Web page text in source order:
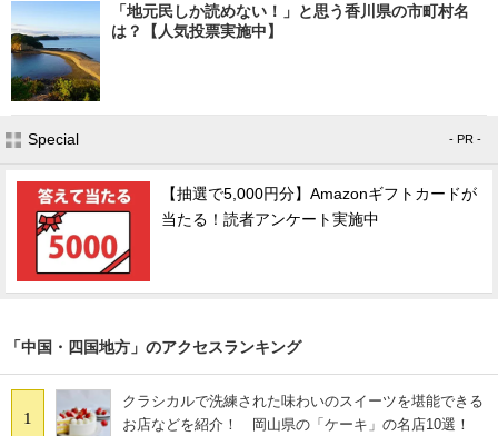
「地元民しか読めない！」と思う香川県の市町村名
は？【人気投票実施中】
Special - PR -
【抽選で5,000円分】Amazonギフトカードが
当たる！読者アンケート実施中
「中国・四国地方」のアクセスランキング
1
クラシカルで洗練された味わいのスイーツを堪能できる
お店などを紹介！ 岡山県の「ケーキ」の名店10選！